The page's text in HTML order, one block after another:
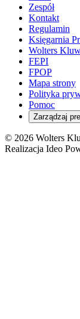
Zespół
Kontakt
Regulamin
Księgarnia
Wolters
FEPI
FPOP
Mapa strony
Polityka
Pomoc
Zarządzaj
© 2026 Wolters
Realizacja Ideo